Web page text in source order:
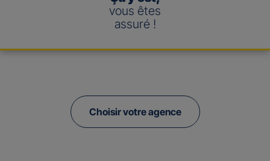
vous êtes
assuré !
Choisir votre agence